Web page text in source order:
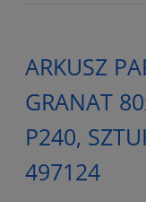
ARKUSZ
GRANAT
P240,
497124